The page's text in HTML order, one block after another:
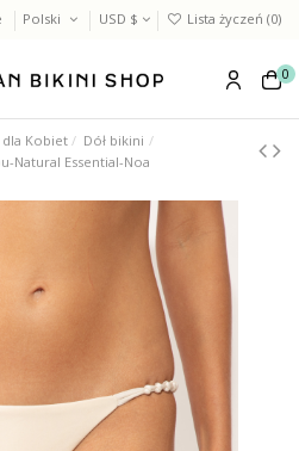
Polski USD $ Lista życzeń (0)
0
Kobiet
Dół bikini
Natural Essential-Noa